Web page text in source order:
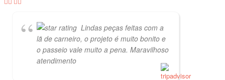
Lindas peças feitas com a
lã de carneiro, o projeto é muito bonito e
o passeio vale muito a pena. Maravilhoso
atendimento